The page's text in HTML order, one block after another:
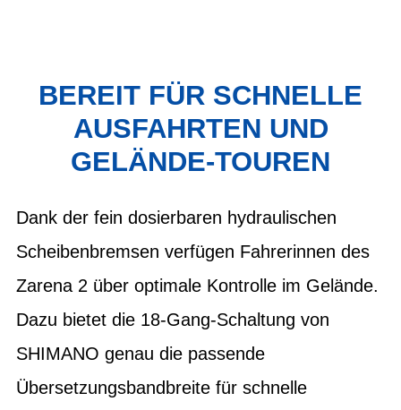
BEREIT FÜR SCHNELLE
AUSFAHRTEN UND
GELÄNDE-TOUREN
Dank der fein dosierbaren hydraulischen
Scheibenbremsen verfügen Fahrerinnen des
Zarena 2 über optimale Kontrolle im Gelände.
Dazu bietet die 18-Gang-Schaltung von
SHIMANO genau die passende
Übersetzungsbandbreite für schnelle